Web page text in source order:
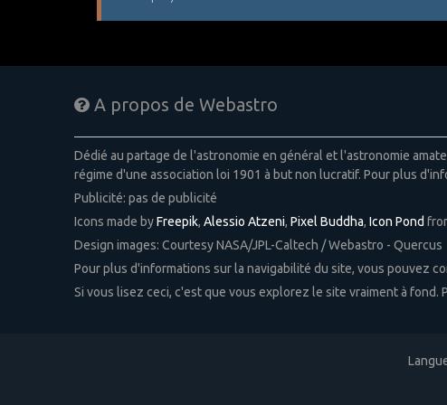
A propos de Webastro
Dédié au partage de l'astronomie en général et l'astronomie
régime d'une association loi 1901 à but non lucratif. Pour plus
Publicité: pas de publicité
Icons made byFreepik, Alessio Atzeni, Pixel Buddha, Icon Pond
Design images: Courtesy NASA/JPL-Caltech / Webastro - Quercus
Pour plus d'informations sur la navigabilité du site, vous pouvez
Si vous lisez ceci, c'est que vous explorez le site vraiment à fond.